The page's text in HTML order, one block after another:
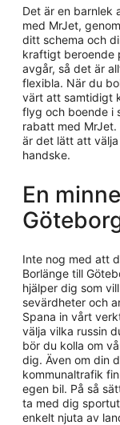
Det är en barnlek
med MrJet,
ditt schema och
kraftigt beroende
avgår, så det är
flexibla. När du
värt att samtidigt
flyg och boende i
rabatt med
är det lätt att
handske.
En
Inte nog med att
Borlänge till
hjälper dig som
sevärdheter och
Spana in vårt
välja vilka russin
bör du kolla om
dig. Även om din
kommunaltrafik
egen bil. På så
ta med dig
enkelt njuta av